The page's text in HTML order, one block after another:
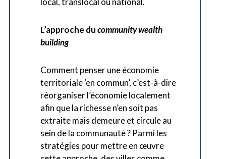
L’approche ducommunity wealth
building
Comment penser une économie
territoriale ‘en commun’, c’est-à-dire
réorganiser l’économie localement
afin que la richesse n’en soit pas
extraite mais demeure et circule au
sein de la communauté ? Parmi les
stratégies pour mettre en œuvre